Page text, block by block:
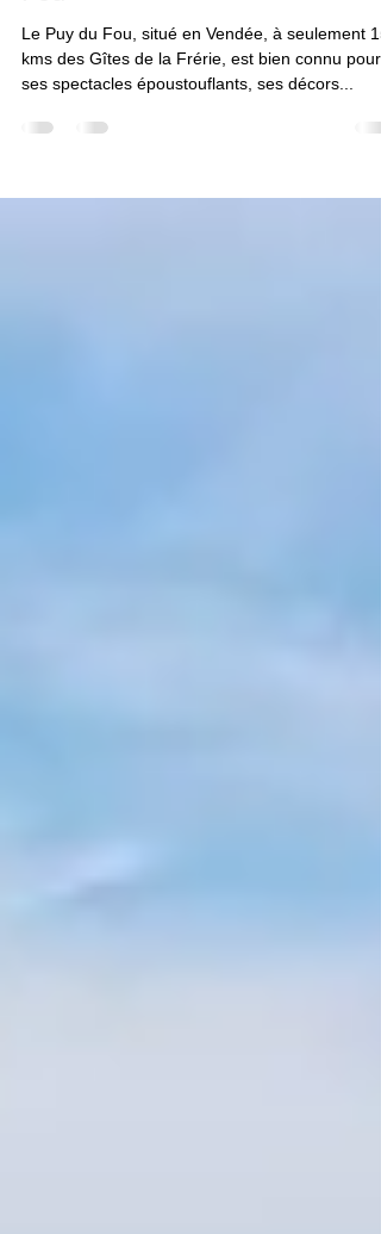
Fou
Le Puy du Fou, situé en Vendée, à seulement 15
ses spectacles époustouflants, ses décors...